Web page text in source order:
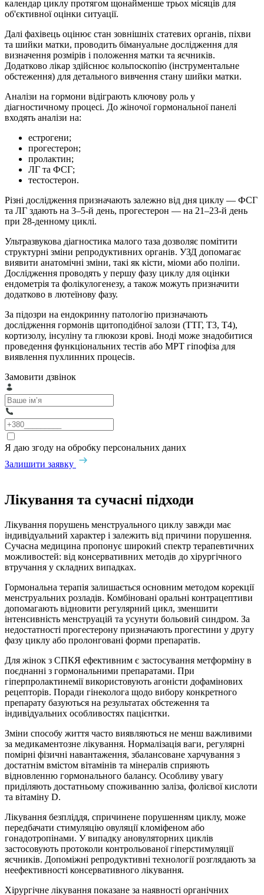
календар циклу протягом щонайменше трьох місяців для
об'єктивної оцінки ситуації.
Далі фахівець оцінює стан зовнішніх статевих органів, піхви
та шийки матки, проводить бімануальне дослідження для
визначення розмірів і положення матки та яєчників.
Додатково лікар здійснює кольпоскопію (інструментальне
обстеження) для детального вивчення стану шийки матки.
Аналізи на гормони відіграють ключову роль у
діагностичному процесі. До жіночої гормональної панелі
входять аналізи на:
естрогени;
прогестерон;
пролактин;
ЛГ та ФСГ;
тестостерон.
Різні дослідження призначають залежно від дня циклу — ФСГ
та ЛГ здають на 3–5-й день, прогестерон — на 21–23-й день
при 28-денному циклі.
Ультразвукова діагностика малого таза дозволяє помітити
структурні зміни репродуктивних органів. УЗД допомагає
виявити анатомічні зміни, такі як кісти, міоми або поліпи.
Дослідження проводять у першу фазу циклу для оцінки
ендометрія та фолікулогенезу, а також можуть призначити
додатково в лютеїнову фазу.
За підозри на ендокринну патологію призначають
дослідження гормонів щитоподібної залози (ТТГ, Т3, Т4),
кортизолу, інсуліну та глюкози крові. Іноді може знадобитися
проведення функціональних тестів або МРТ гіпофіза для
виявлення пухлинних процесів.
Замовити дзвінок
Я даю згоду на обробку персональних даних
Залишити заявку
Лікування та сучасні підходи
Лікування порушень менструального циклу завжди має
індивідуальний характер і залежить від причини порушення.
Сучасна медицина пропонує широкий спектр терапевтичних
можливостей: від консервативних методів до хірургічного
втручання у складних випадках.
Гормональна терапія залишається основним методом корекції
менструальних розладів. Комбіновані оральні контрацептиви
допомагають відновити регулярний цикл, зменшити
інтенсивність менструацій та усунути больовий синдром. За
недостатності прогестерону призначають прогестини у другу
фазу циклу або пролонговані форми препаратів.
Для жінок з СПКЯ ефективним є застосування метформіну в
поєднанні з гормональними препаратами. При
гіперпролактинемії використовують агоністи дофамінових
рецепторів. Поради гінеколога щодо вибору конкретного
препарату базуються на результатах обстеження та
індивідуальних особливостях пацієнтки.
Зміни способу життя часто виявляються не менш важливими
за медикаментозне лікування. Нормалізація ваги, регулярні
помірні фізичні навантаження, збалансоване харчування з
достатнім вмістом вітамінів та мінералів сприяють
відновленню гормонального балансу. Особливу увагу
приділяють достатньому споживанню заліза, фолієвої кислоти
та вітаміну D.
Лікування безпліддя, спричинене порушенням циклу, може
передбачати стимуляцію овуляції кломіфеном або
гонадотропінами. У випадку ановуляторних циклів
застосовують протоколи контрольованої гіперстимуляції
яєчників. Допоміжні репродуктивні технології розглядають за
неефективності консервативного лікування.
Хірургічне лікування показане за наявності органічних